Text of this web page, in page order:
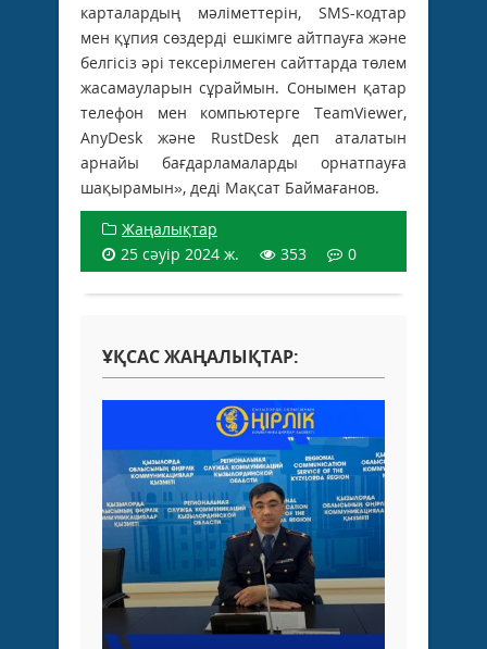
карталардың мәліметтерін, SMS-кодтар
мен құпия сөздерді ешкімге айтпауға және
белгісіз әрі тексерілмеген сайттарда төлем
жасамауларын сұраймын. Сонымен қатар
телефон мен компьютерге TeamViewer,
AnyDesk және RustDesk деп аталатын
арнайы бағдарламаларды орнатпауға
шақырамын», деді Мақсат Баймағанов.
Жаңалықтар
25 сәуір 2024 ж.
353 0
ҰҚСАС ЖАҢАЛЫҚТАР: